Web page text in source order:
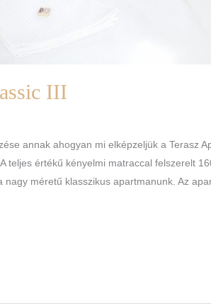
III
annak ahogyan mi elképzeljük a Terasz
teljes értékű kényelmi matraccal felszerelt
nagy méretű klasszikus apartmanunk. Az